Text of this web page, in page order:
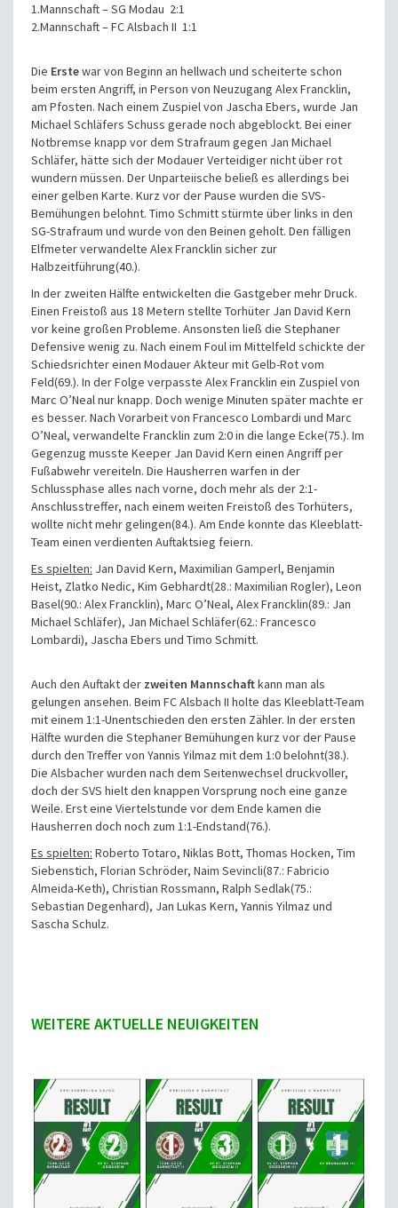
1.Mannschaft – SG Modau 2:1
2.Mannschaft – FC Alsbach II 1:1
Die Erstewar von Beginn an hellwach und scheiterte schon
beim ersten Angriff, in Person von Neuzugang Alex Francklin,
am Pfosten. Nach einem Zuspiel von Jascha Ebers, wurde Jan
Michael Schläfers Schuss gerade noch abgeblockt. Bei einer
Notbremse knapp vor dem Strafraum gegen Jan Michael
Schläfer, hätte sich der Modauer Verteidiger nicht über rot
wundern müssen. Der Unparteiische beließ es allerdings bei
einer gelben Karte. Kurz vor der Pause wurden die SVS-
Bemühungen belohnt. Timo Schmitt stürmte über links in den
SG-Strafraum und wurde von den Beinen geholt. Den fälligen
Elfmeter verwandelte Alex Francklin sicher zur
Halbzeitführung(40.).
In der zweiten Hälfte entwickelten die Gastgeber mehr Druck.
Einen Freistoß aus 18 Metern stellte Torhüter Jan David Kern
vor keine großen Probleme. Ansonsten ließ die Stephaner
Defensive wenig zu. Nach einem Foul im Mittelfeld schickte der
Schiedsrichter einen Modauer Akteur mit Gelb-Rot vom
Feld(69.). In der Folge verpasste Alex Francklin ein Zuspiel von
Marc O’Neal nur knapp. Doch wenige Minuten später machte er
es besser. Nach Vorarbeit von Francesco Lombardi und Marc
O’Neal, verwandelte Francklin zum 2:0 in die lange Ecke(75.). Im
Gegenzug musste Keeper Jan David Kern einen Angriff per
Fußabwehr vereiteln. Die Hausherren warfen in der
Schlussphase alles nach vorne, doch mehr als der 2:1-
Anschlusstreffer, nach einem weiten Freistoß des Torhüters,
wollte nicht mehr gelingen(84.). Am Ende konnte das Kleeblatt-
Team einen verdienten Auftaktsieg feiern.
Es spielten: Jan David Kern, Maximilian Gamperl, Benjamin
Heist, Zlatko Nedic, Kim Gebhardt(28.: Maximilian Rogler), Leon
Basel(90.: Alex Francklin), Marc O’Neal, Alex Francklin(89.: Jan
Michael Schläfer), Jan Michael Schläfer(62.: Francesco
Lombardi), Jascha Ebers und Timo Schmitt.
Auch den Auftakt der zweiten Mannschaftkann man als
gelungen ansehen. Beim FC Alsbach II holte das Kleeblatt-Team
mit einem 1:1-Unentschieden den ersten Zähler. In der ersten
Hälfte wurden die Stephaner Bemühungen kurz vor der Pause
durch den Treffer von Yannis Yilmaz mit dem 1:0 belohnt(38.).
Die Alsbacher wurden nach dem Seitenwechsel druckvoller,
doch der SVS hielt den knappen Vorsprung noch eine ganze
Weile. Erst eine Viertelstunde vor dem Ende kamen die
Hausherren doch noch zum 1:1-Endstand(76.).
Es spielten: Roberto Totaro, Niklas Bott, Thomas Hocken, Tim
Siebenstich, Florian Schröder, Naim Sevincli(87.: Fabricio
Almeida-Keth), Christian Rossmann, Ralph Sedlak(75.:
Sebastian Degenhard), Jan Lukas Kern, Yannis Yilmaz und
Sascha Schulz.
WEITERE AKTUELLE NEUIGKEITEN